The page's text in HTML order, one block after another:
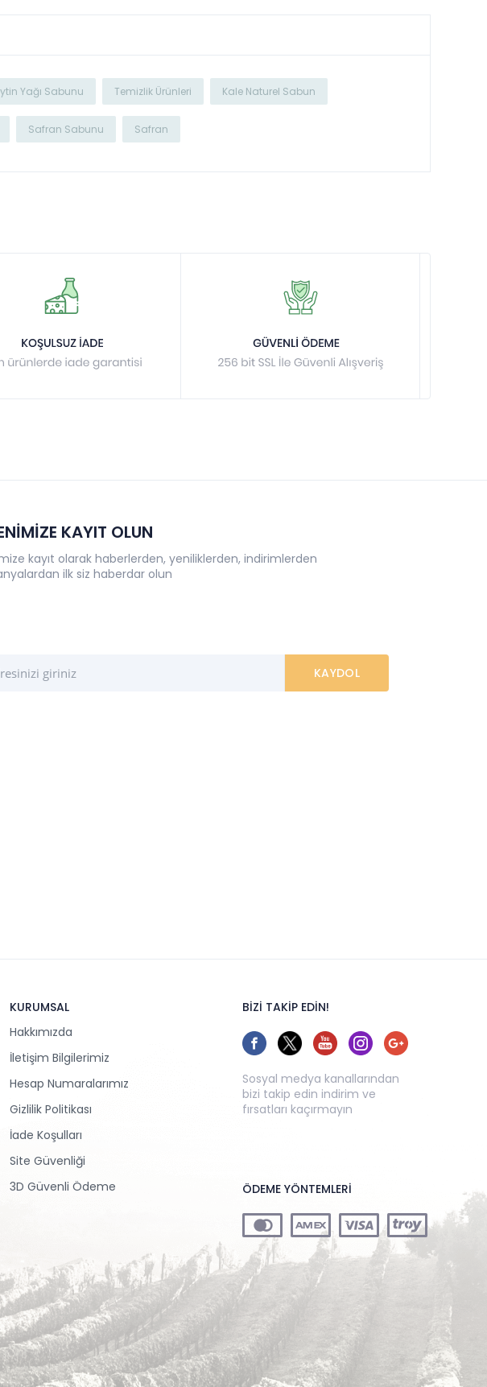
Yağı Sabunu Temizlik Ürünleri Kale Naturel Sabun
Safran Sabunu Safran
KAYIT OLUN
kayıt olarak haberlerden, yeniliklerden, indirimlerden
ilk siz haberdar olun
KURUMSAL
Hakkımızda
İletişim Bilgilerimiz
Hesap Numaralarımız
Gizlilik Politikası
İade Koşulları
Site Güvenliği
3D Güvenli Ödeme
BİZİ TAKİP EDİN!
Sosyal medya kanallarından
bizi takip edin indirim ve
fırsatları kaçırmayın
ÖDEME YÖNTEMLERİ